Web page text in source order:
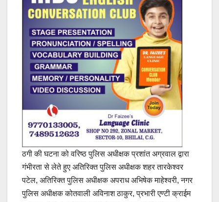
ठगी की घटना को वरिष्ठ पुलिस अधीक्षक प्रशांत अग्रवाल द्वारा
गंभीरता से लेते हुए अतिरिक्त पुलिस अधीक्षक शहर तारकेश्वर
पटेल, अतिरिक्त पुलिस अधीक्षक अपराध अभिषेक माहेश्वरी, नगर
पुलिस अधीक्षक कोतवाली अविनाश ठाकुर, प्रभारी एण्टी क्राईम